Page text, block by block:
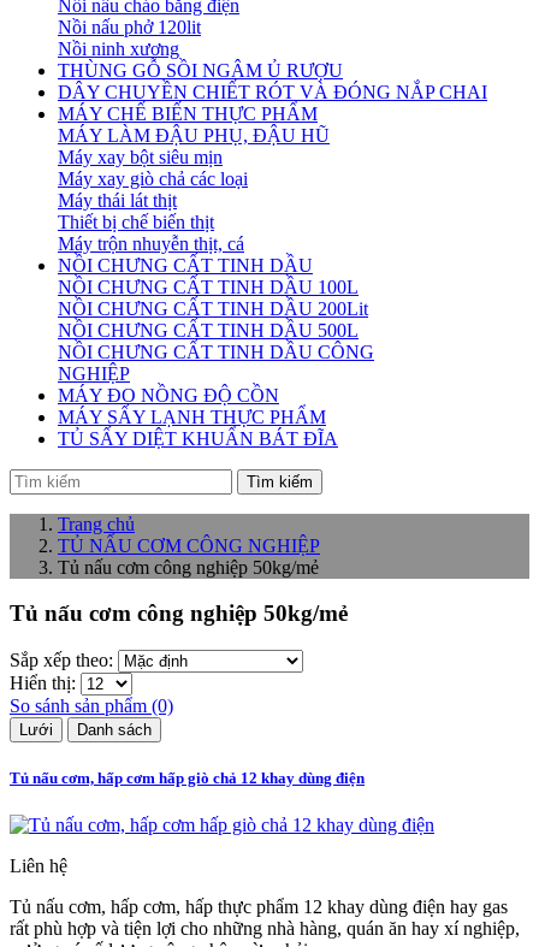
Nồi nấu cháo bằng điện
Nồi nấu phở 120lit
Nồi ninh xương
THÙNG GỖ SỒI NGÂM Ủ RƯỢU
DÂY CHUYỀN CHIẾT RÓT VÀ ĐÓNG NẮP CHAI
MÁY CHẾ BIẾN THỰC PHẨM
MÁY LÀM ĐẬU PHỤ, ĐẬU HŨ
Máy xay bột siêu mịn
Máy xay giò chả các loại
Máy thái lát thịt
Thiết bị chế biến thịt
Máy trộn nhuyễn thịt, cá
NỒI CHƯNG CẤT TINH DẦU
NỒI CHƯNG CẤT TINH DẦU 100L
NỒI CHƯNG CẤT TINH DẦU 200Lit
NỒI CHƯNG CẤT TINH DẦU 500L
NỒI CHƯNG CẤT TINH DẦU CÔNG
NGHIỆP
MÁY ĐO NỒNG ĐỘ CỒN
MÁY SẤY LẠNH THỰC PHẨM
TỦ SẤY DIỆT KHUẨN BÁT ĐĨA
Tìm kiếm
Trang chủ
TỦ NẤU CƠM CÔNG NGHIỆP
Tủ nấu cơm công nghiệp 50kg/mẻ
Tủ nấu cơm công nghiệp 50kg/mẻ
Sắp xếp theo:
Hiển thị:
So sánh sản phẩm (0)
Lưới Danh sách
Tủ nấu cơm, hấp cơm hấp giò chả 12 khay dùng điện
Liên hệ
Tủ nấu cơm, hấp cơm, hấp thực phẩm 12 khay dùng điện hay gas
rất phù hợp và tiện lợi cho những nhà hàng, quán ăn hay xí nghiệp,